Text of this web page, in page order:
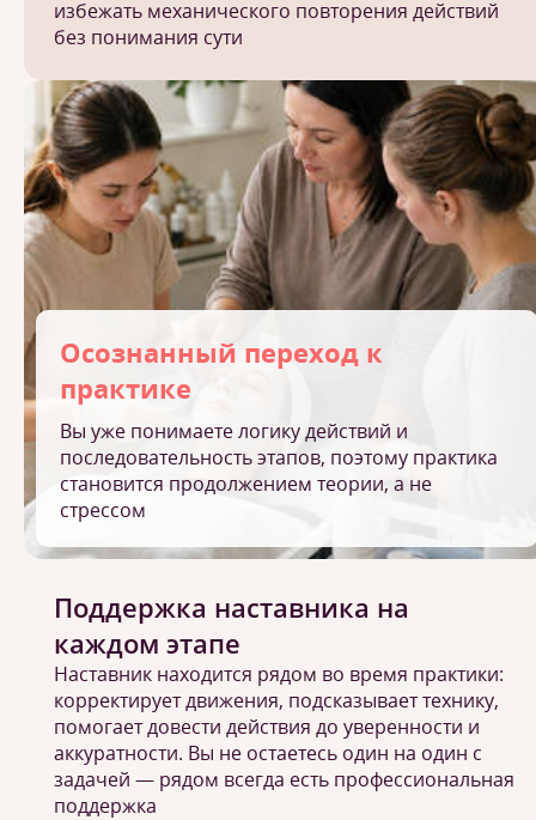
избежать механического повторения действий
без понимания сути
Осознанный переход к
практике
Вы уже понимаете логику действий и
последовательность этапов, поэтому практика
становится продолжением теории, а не
стрессом
Поддержка наставника на
каждом этапе
Наставник находится рядом во время практики:
корректирует движения, подсказывает технику,
помогает довести действия до уверенности и
аккуратности. Вы не остаетесь один на один с
задачей — рядом всегда есть профессиональная
поддержка